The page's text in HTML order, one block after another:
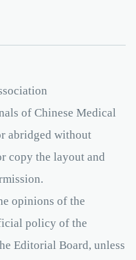
of Chinese Medical
abridged without
copy the layout and
opinions of the
policy of the
Editorial Board, unless